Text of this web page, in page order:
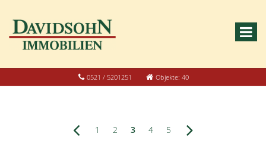
0521 / 5201251 Objekte: 40
1 2 3 4 5